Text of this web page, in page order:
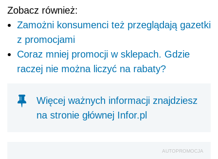
Zobacz również:
Zamożni konsumenci też przeglądają gazetki
z promocjami
Coraz mniej promocji w sklepach. Gdzie
raczej nie można liczyć na rabaty?
Więcej ważnych informacji znajdziesz
na stronie głównej Infor.pl
AUTOPROMOCJA